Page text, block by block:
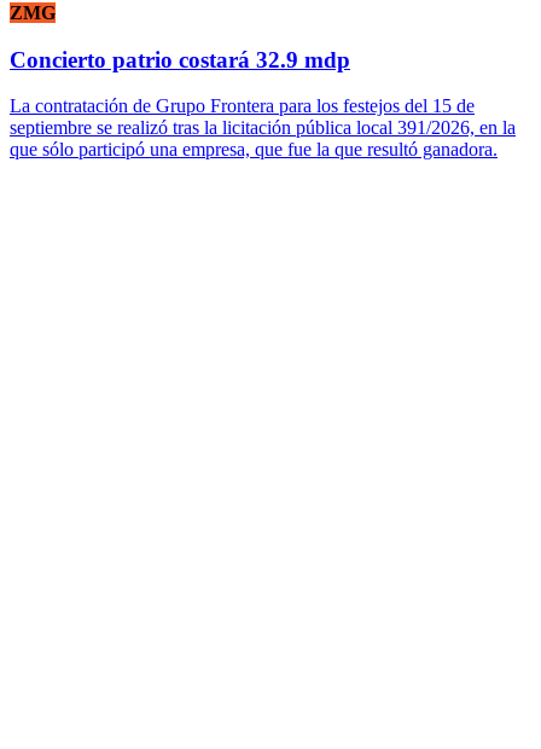
ZMG
Concierto patrio costará 32.9 mdp
La contratación de Grupo Frontera para los festejos del 15 de
septiembre se realizó tras la licitación pública local 391/2026, en la
que sólo participó una empresa, que fue la que resultó ganadora.